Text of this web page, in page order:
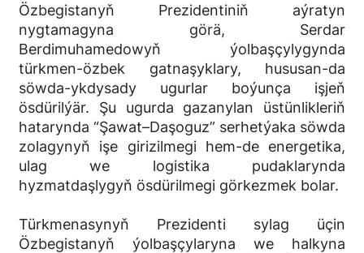
Özbegistanyň Prezidentiniň aýratyn
nygtamagyna görä, Serdar
Berdimuhamedowyň ýolbaşçylygynda
türkmen-özbek gatnaşyklary, hususan-da
söwda-ykdysady ugurlar boýunça işjeň
ösdürilýär. Şu ugurda gazanylan üstünlikleriň
hatarynda “Şawat–Daşoguz” serhetýaka söwda
zolagynyň işe girizilmegi hem-de energetika,
ulag we logistika pudaklarynda
hyzmatdaşlygyň ösdürilmegi görkezmek bolar.
Türkmenasynyň Prezidenti sylag üçin
Özbegistanyň ýolbaşçylaryna we halkyna